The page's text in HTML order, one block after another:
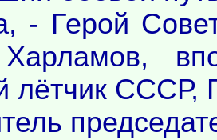
- Герой
лётчик СССР,